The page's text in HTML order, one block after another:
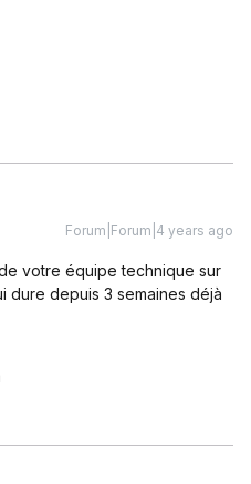
Forum|Forum|4 years ago
votre équipe technique sur
dure depuis 3 semaines déjà